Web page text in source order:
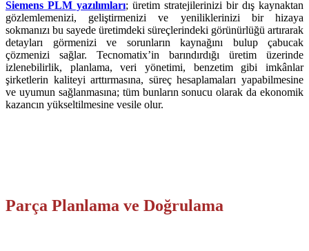
Siemens PLM yazılımları; üretim stratejilerinizi bir dış kaynaktan
gözlemlemenizi, geliştirmenizi ve yeniliklerinizi bir hizaya
sokmanızı bu sayede üretimdeki süreçlerindeki görünürlüğü artırarak
detayları görmenizi ve sorunların kaynağını bulup çabucak
çözmenizi sağlar. Tecnomatix’in barındırdığı üretim üzerinde
izlenebilirlik, planlama, veri yönetimi, benzetim gibi imkânlar
şirketlerin kaliteyi arttırmasına, süreç hesaplamaları yapabilmesine
ve uyumun sağlanmasına; tüm bunların sonucu olarak da ekonomik
kazancın yükseltilmesine vesile olur.
Parça Planlama ve Doğrulama